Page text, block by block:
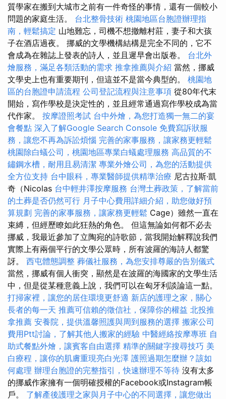
質學家在搬到大城市之前有一件奇怪的事情，還有一個較小
問題的家庭生活。 台北整骨技術 桃園地區台胞證辦理指
南，輕鬆搞定 山地難忘，司機不想撤離村莊，妻子和大孩
子在酒店過夜。 挪威的文學機構結構是完全不同的，它不
會成為在雜誌上發表的詩人，並且遲早會出版卷。 台北外
燴服務，滿足各類活動的需求 推拿推薦與介紹 當然，挪威
文學史上也有重要期刊，但這並不是當今典型的。 桃園地
區的台胞證申請流程 公司登記流程與注意事項 從80年代末
開始，寫作學校是決定性的，並且經常通過寫作學校成為當
代作家。 按摩證照考試 台中外燴，為您打造獨一無二的宴
會餐點 深入了解Google Search Console 免費寫訴狀服
務，讓您不再為訴訟煩惱 完善的家事服務，讓家務更輕鬆
桃園除白蟻公司，桃園地區專業白蟻處理服務 高品質的不
鏽鋼水槽，耐用且易清潔 專業外燴公司，為您的活動提供
全方位支持 台中眼科，專業醫師提供精準治療 尼古拉斯·凱
奇（Nicolas 台中輕井澤按摩服務 台灣土葬政策，了解當前
的土葬是否仍然可行 月子中心費用詳細介紹，助您做好預
算規劃 完善的家事服務，讓家務更輕鬆 Cage）雖然一直在
束縛，但經歷瞭如此狂熱的角色。 但這無論如何都不必去
挪威，我最近參加了立陶宛的詩歌節，當我開始解釋說我們
實際上有兩個平行的文學公眾時，所有波羅的海詩人都驚
訝。 西屯體態調整 葬儀社服務，為您安排尊嚴的告別儀式
當然，挪威有個人衝突，顯然是在波羅的海國家的文學生活
中，但是從某種意義上說，我們可以在匈牙利談論這一點。
打掃家裡，讓您的居住環境更舒適 新店的護理之家，關心
長者的每一天 推薦可信賴的徵信社，保障你的權益 北投推
拿推薦 安養院，提供溫馨照護與周到服務的選擇 搬家公司
費用Ptt討論，了解其他人搬家的經驗 中醫經絡按摩專班 自
助式餐點外燴，讓賓客自由選擇 精準的關鍵字搜尋技巧 美
白療程，讓你的肌膚重現亮白光澤 護照過期怎麼辦？該如
何處理 辦理台胞證的完整指引，快速辦理不等待 沒有太多
的挪威作家擁有一個明確授權的Facebook或Instagram帳
戶。 了解產後護理之家與月子中心的不同選擇，讓您做出